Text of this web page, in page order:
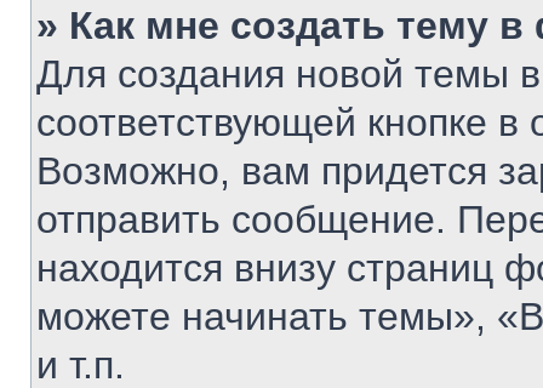
» Как мне создать тему
Для создания новой темы
соответствующей кнопке
Возможно, вам придется
отправить сообщение.
находится внизу
можете начинать темы»,
и т.п.